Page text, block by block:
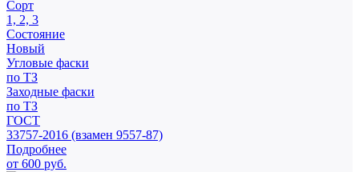
Сорт
1, 2, 3
Состояние
Новый
Угловые фаски
по ТЗ
Заходные фаски
по ТЗ
ГОСТ
33757-2016 (взамен 9557-87)
Подробнее
от 600 руб.